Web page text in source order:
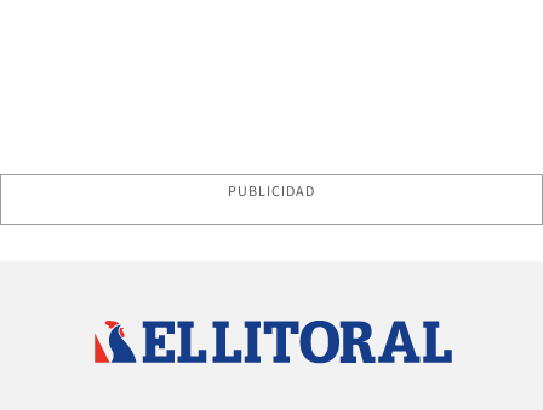
PUBLICIDAD